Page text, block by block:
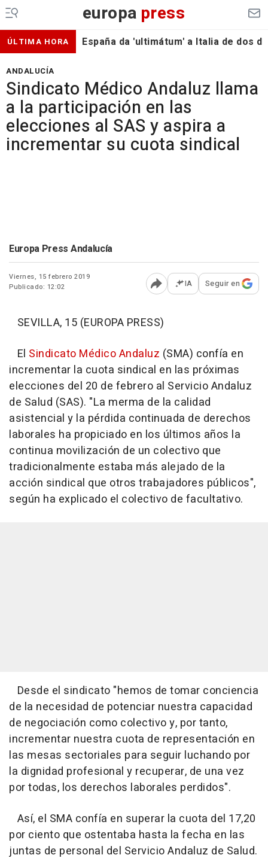
europa press
ÚLTIMA HORA España da 'ultimátum' a Italia de dos
ANDALUCÍA
Sindicato Médico Andaluz llama
a la participación en las
elecciones al SAS y aspira a
incrementar su cuota sindical
Europa Press Andalucía
Viernes, 15 febrero 2019
Publicado: 12:02
Abrir opciones para
IA Seguir en
SEVILLA, 15 (EUROPA PRESS)
El Sindicato Médico Andaluz (SMA) confía en
incrementar la cuota sindical en las próximas
elecciones del 20 de febrero al Servicio Andaluz
de Salud (SAS). "La merma de la calidad
asistencial y la pérdida continuada de derechos
laborales ha propiciado en los últimos años la
continua movilización de un colectivo que
tradicionalmente estaba más alejado de la
acción sindical que otros trabajadores públicos",
según ha explicado el colectivo de facultativo.
Desde el sindicato "hemos de tomar conciencia
de la necesidad de potenciar nuestra capacidad
de negociación como colectivo y, por tanto,
incrementar nuestra cuota de representación en
las mesas sectoriales para seguir luchando por
la dignidad profesional y recuperar, de una vez
por todas, los derechos laborales perdidos".
Así, el SMA confía en superar la cuota del 17,20
por ciento que ostentaba hasta la fecha en las
juntas de personal del Servicio Andaluz de Salud.